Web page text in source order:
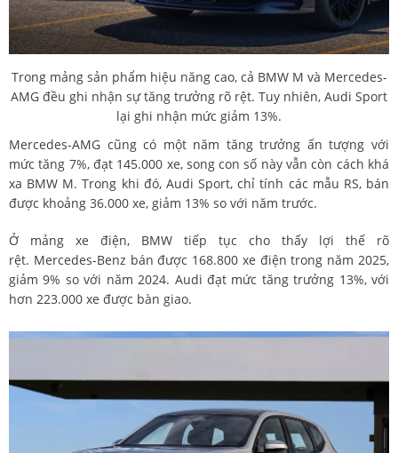
Trong mảng sản phẩm hiệu năng cao, cả BMW M và Mercedes-
AMG đều ghi nhận sự tăng trưởng rõ rệt. Tuy nhiên, Audi Sport
lại ghi nhận mức giảm 13%.
Mercedes-AMG cũng có một năm tăng trưởng ấn tượng với
mức tăng 7%, đạt 145.000 xe, song con số này vẫn còn cách khá
xa BMW M. Trong khi đó, Audi Sport, chỉ tính các mẫu RS, bán
được khoảng 36.000 xe, giảm 13% so với năm trước.
Ở mảng xe điện, BMW tiếp tục cho thấy lợi thế rõ
rệt. Mercedes-Benz bán được 168.800 xe điện trong năm 2025,
giảm 9% so với năm 2024. Audi đạt mức tăng trưởng 13%, với
hơn 223.000 xe được bàn giao.